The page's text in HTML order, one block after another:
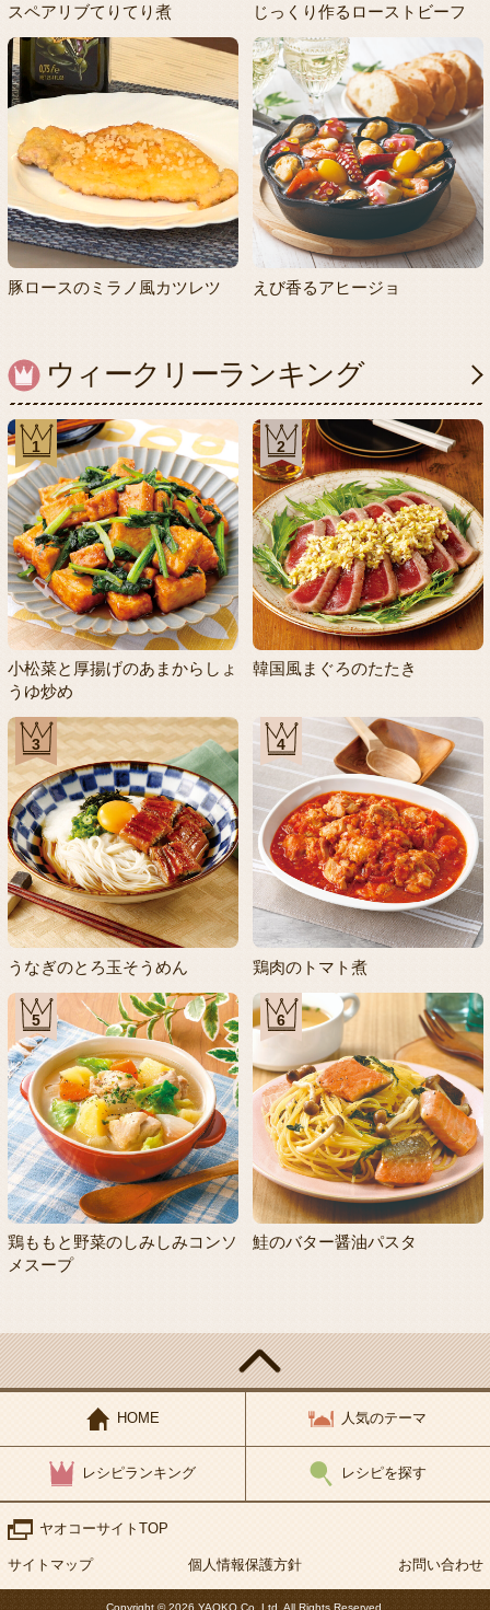
スペアリブてりてり煮 じっくり作るローストビーフ
豚ロースのミラノ風カツレツ えび香るアヒージョ
ウィークリーランキング
1
小松菜と厚揚げのあまからしょ
うゆ炒め
2
韓国風まぐろのたたき
3
うなぎのとろ玉そうめん
4
鶏肉のトマト煮
5
鶏ももと野菜のしみしみコンソ
メスープ
6
鮭のバター醤油パスタ
HOME 人気のテーマ
レシピランキング レシピを探す
ヤオコーサイトTOP
サイトマップ 個人情報保護方針 お問い合わせ
Copyright © 2026 YAOKO Co.,Ltd. All Rights Reserved.